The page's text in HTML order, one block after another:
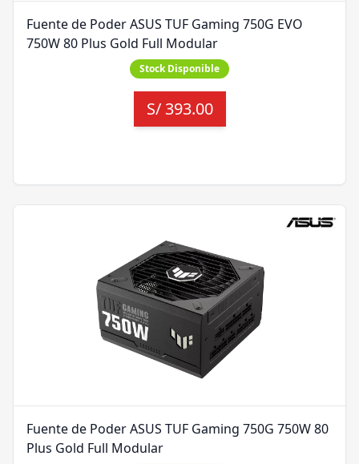
Fuente de Poder ASUS TUF Gaming 750G EVO
750W 80 Plus Gold Full Modular
Stock Disponible
S/ 393.00
Fuente de Poder ASUS TUF Gaming 750G 750W 80
Plus Gold Full Modular